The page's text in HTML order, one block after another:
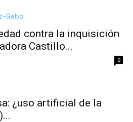
contra la inquisición
Castillo...
0
¿uso artificial de la